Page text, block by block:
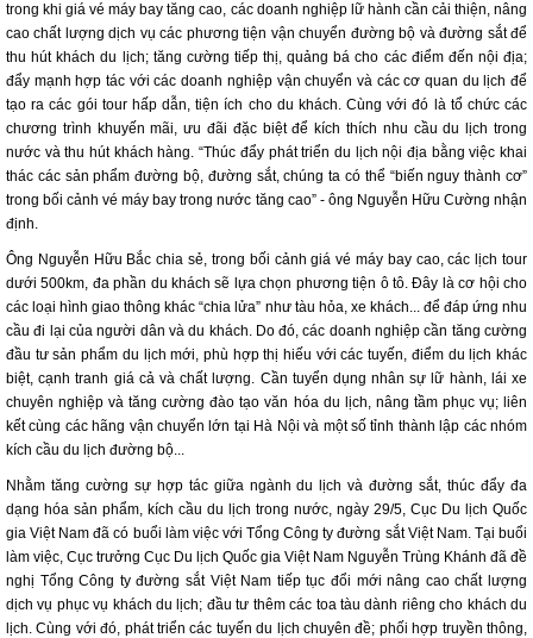
trong khi giá vé máy bay tăng cao, các doanh nghiệp lữ hành cần cải thiện, nâng
cao chất lượng dịch vụ các phương tiện vận chuyển đường bộ và đường sắt để
thu hút khách du lịch; tăng cường tiếp thị, quảng bá cho các điểm đến nội địa;
đẩy mạnh hợp tác với các doanh nghiệp vận chuyển và các cơ quan du lịch để
tạo ra các gói tour hấp dẫn, tiện ích cho du khách. Cùng với đó là tổ chức các
chương trình khuyến mãi, ưu đãi đặc biệt để kích thích nhu cầu du lịch trong
nước và thu hút khách hàng. “Thúc đẩy phát triển du lịch nội địa bằng việc khai
thác các sản phẩm đường bộ, đường sắt, chúng ta có thể “biến nguy thành cơ”
trong bối cảnh vé máy bay trong nước tăng cao” - ông Nguyễn Hữu Cường nhận
định.
Ông Nguyễn Hữu Bắc chia sẻ, trong bối cảnh giá vé máy bay cao, các lịch tour
dưới 500km, đa phần du khách sẽ lựa chọn phương tiện ô tô. Đây là cơ hội cho
các loại hình giao thông khác “chia lửa” như tàu hỏa, xe khách... để đáp ứng nhu
cầu đi lại của người dân và du khách. Do đó, các doanh nghiệp cần tăng cường
đầu tư sản phẩm du lịch mới, phù hợp thị hiếu với các tuyến, điểm du lịch khác
biệt, cạnh tranh giá cả và chất lượng. Cần tuyển dụng nhân sự lữ hành, lái xe
chuyên nghiệp và tăng cường đào tạo văn hóa du lịch, nâng tầm phục vụ; liên
kết cùng các hãng vận chuyển lớn tại Hà Nội và một số tỉnh thành lập các nhóm
kích cầu du lịch đường bộ...
Nhằm tăng cường sự hợp tác giữa ngành du lịch và đường sắt, thúc đẩy đa
dạng hóa sản phẩm, kích cầu du lịch trong nước, ngày 29/5, Cục Du lịch Quốc
gia Việt Nam đã có buổi làm việc với Tổng Công ty đường sắt Việt Nam. Tại buổi
làm việc, Cục trưởng Cục Du lịch Quốc gia Việt Nam Nguyễn Trùng Khánh đã đề
nghị Tổng Công ty đường sắt Việt Nam tiếp tục đổi mới nâng cao chất lượng
dịch vụ phục vụ khách du lịch; đầu tư thêm các toa tàu dành riêng cho khách du
lịch. Cùng với đó, phát triển các tuyến du lịch chuyên đề; phối hợp truyền thông,